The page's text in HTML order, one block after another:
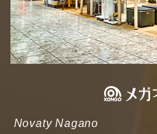
Novaty Nagano